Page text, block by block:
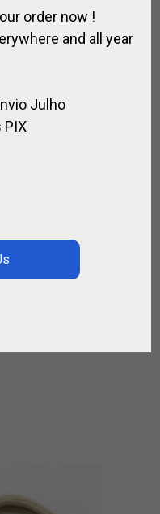
CUIR
order now !
and all year
Julho